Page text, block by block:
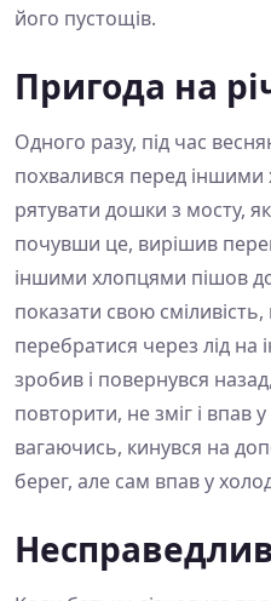
його пустощів.
Пригода на
Одного разу, під час
похвалився перед
рятувати дошки з мосту,
почувши це, вирішив
іншими хлопцями пішов
показати свою
перебратися через лід на
зробив і повернувся
повторити, не зміг і впав
вагаючись, кинувся на
берег, але сам впав у